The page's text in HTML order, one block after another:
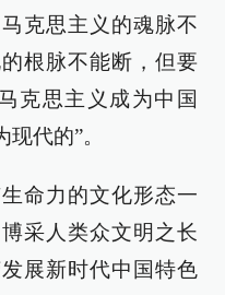
克思主义的魂脉不
根脉不能断，但要
克思主义成为中国
代的”。
命力的文化形态一
采人类众文明之长
展新时代中国特色